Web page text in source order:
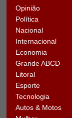
Opinião
Política
Nacional
Internacional
Economia
Grande ABCD
Litoral
Esporte
Tecnologia
Autos & Motos